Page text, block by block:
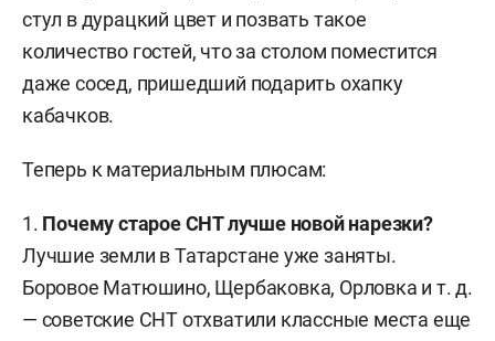
стул в дурацкий цвет и позвать такое
количество гостей, что за столом поместится
даже сосед, пришедший подарить охапку
кабачков.
Теперь к материальным плюсам:
1. Почему старое СНТ лучше новой нарезки?
Лучшие земли в Татарстане уже заняты.
Боровое Матюшино, Щербаковка, Орловка и т. д.
— советские СНТ отхватили классные места еще